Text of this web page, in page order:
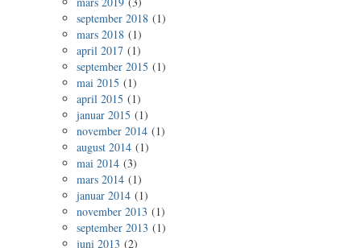
september 2018 (1)
mars 2018 (1)
april 2017 (1)
september 2015 (1)
mai 2015 (1)
april 2015 (1)
januar 2015 (1)
november 2014 (1)
august 2014 (1)
mai 2014 (3)
mars 2014 (1)
januar 2014 (1)
november 2013 (1)
september 2013 (1)
juni 2013 (2)